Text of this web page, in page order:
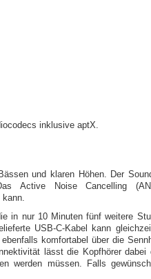
inklusive aptX.
und klaren Höhen. Der
Active Noise Cancelling
kann.
in nur 10 Minuten fünf weitere
USB-C-Kabel kann
komfortabel über die
lässt die Kopfhörer dabei
werden müssen. Falls